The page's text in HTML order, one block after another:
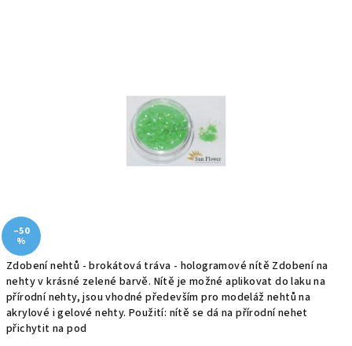
Zdobení nehtů - brokátová tráva - hologramové nítě Zdobení na
nehty v krásné zelené barvě. Nítě je možné aplikovat do laku na
přírodní nehty, jsou vhodné především pro modeláž nehtů na
akrylové i gelové nehty. Použití: nítě se dá na přírodní nehet
přichytit na pod
hvězdiček.
–50
%